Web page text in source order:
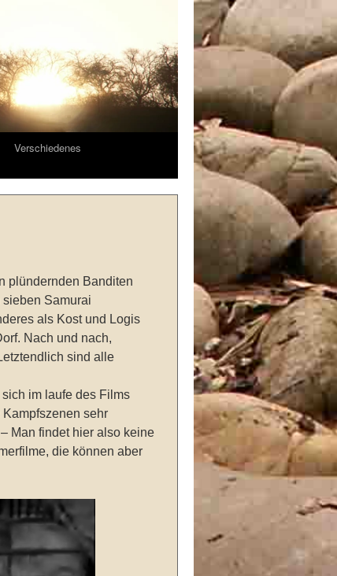
Verschiedenes
plündernden Banditen
Samurai
als Kost und Logis
Nach und nach,
sind alle
im laufe des Films
sehr
Man findet hier also keine
die können aber